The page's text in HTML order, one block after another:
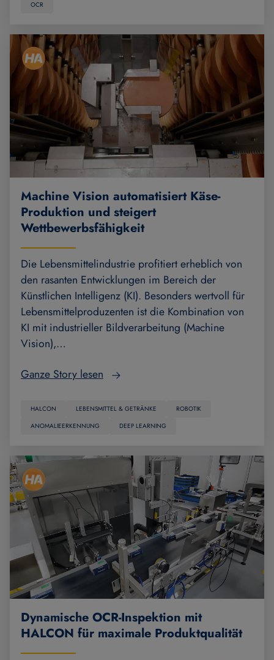
OCR
Machine Vision automatisiert Käse-
Produktion und steigert
Wettbewerbsfähigkeit
Die Lebensmittelindustrie profitiert erheblich von
den rasanten Entwicklungen im Bereich der
Künstlichen Intelligenz (KI). Besonders wertvoll für
Lebensmittelproduzenten ist die Kombination von
KI mit industrieller Bildverarbeitung (Machine
Vision),…
Ganze Story lesen
HALCON LEBENSMITTEL & GETRÄNKE
ROBOTIK
ANOMALIEERKENNUNG
DEEP LEARNING
Dynamische OCR-Inspektion mit
HALCON für maximale Produktqualität